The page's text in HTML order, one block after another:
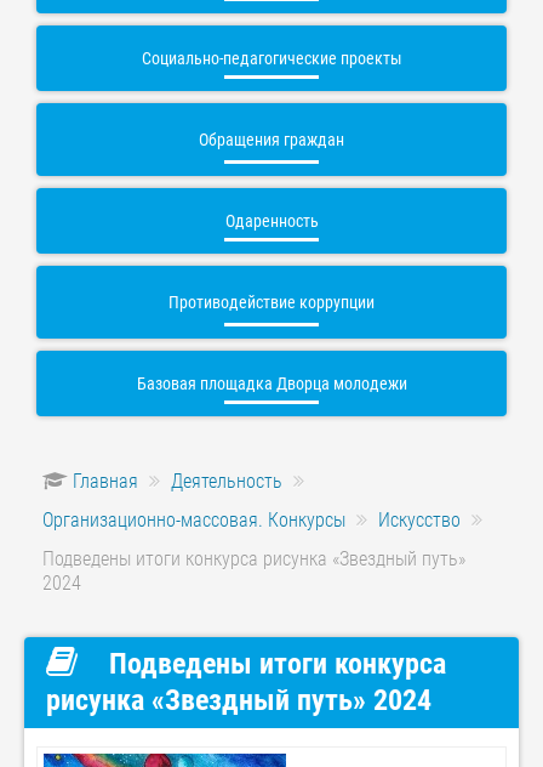
Социально-педагогические проекты
Обращения граждан
Одаренность
Противодействие коррупции
Базовая площадка Дворца молодежи
Главная
Деятельность
Организационно-массовая. Конкурсы
Искусство
Подведены итоги конкурса рисунка «Звездный путь»
2024
Подведены итоги конкурса
рисунка «Звездный путь» 2024